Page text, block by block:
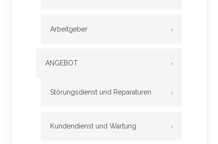
Arbeitgeber
ANGEBOT
Störungsdienst und Reparaturen
Kundendienst und Wartung